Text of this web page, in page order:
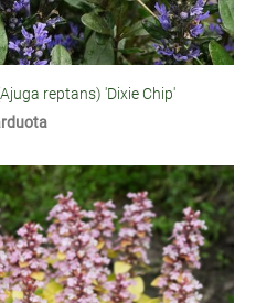
reptans) 'Dixie Chip'